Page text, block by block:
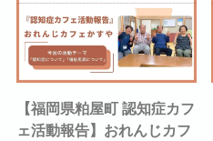
【福岡県粕屋町 認知症カフ
ェ活動報告】おれんじカフ